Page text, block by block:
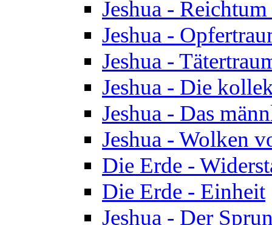
Jeshua -
Jeshua -
Jeshua -
Jeshua - Die
Jeshua - Das
Jeshua - Wolken
Die Erde -
Die Erde - Einheit
Jeshua - Der